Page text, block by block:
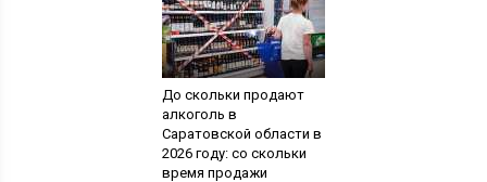
До скольки продают
алкоголь в
Саратовской области в
2026 году: со скольки
время продажи